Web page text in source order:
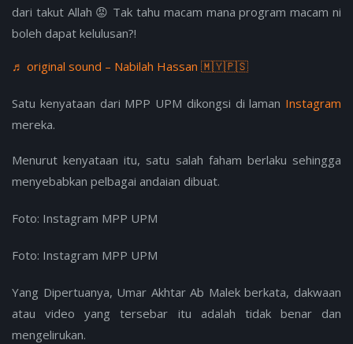
dari takut Allah 😡 Tak tahu macam mana program macam ni
boleh dapat kelulusan?!
♬ original sound – Nabilah Hassan 🇲🇾🇵🇸
Satu kenyataan dari MPP UPM dikongsi di laman Instagram
mereka.
Menurut kenyataan itu, satu salah faham berlaku sehingga
menyebabkan pelbagai andaian dibuat.
Foto: Instagram MPP UPM
Foto: Instagram MPP UPM
Yang Dipertuanya, Umar Akhtar Ab Malek berkata, dakwaan
atau video yang tersebar itu adalah tidak benar dan
mengelirukan.